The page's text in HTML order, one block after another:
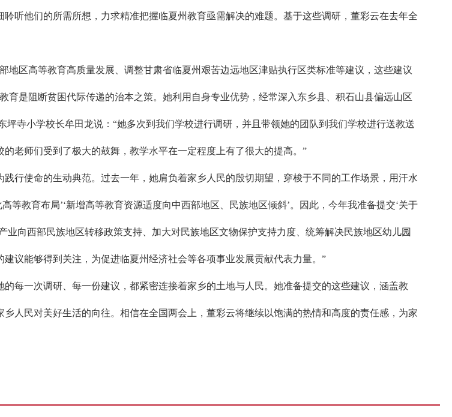
听他们的所需所想，力求精准把握临夏州教育亟需解决的难题。基于这些调研，董彩云在去年全
地区高等教育高质量发展、调整甘肃省临夏州艰苦边远地区津贴执行区类标准等建议，这些建议
是阻断贫困代际传递的治本之策。她利用自身专业优势，经常深入东乡县、积石山县偏远山区
寺小学校长牟田龙说：“她多次到我们学校进行调研，并且带领她的团队到我们学校进行送教送
老师们受到了极大的鼓舞，教学水平在一定程度上有了很大的提高。”
行使命的生动典范。过去一年，她肩负着家乡人民的殷切期望，穿梭于不同的工作场景，用汗水
等教育布局’‘新增高等教育资源适度向中西部地区、民族地区倾斜’。因此，今年我准备提交‘关于
向西部民族地区转移政策支持、加大对民族地区文物保护支持力度、统筹解决民族地区幼儿园
议能够得到关注，为促进临夏州经济社会等各项事业发展贡献代表力量。”
每一次调研、每一份建议，都紧密连接着家乡的土地与人民。她准备提交的这些建议，涵盖教
人民对美好生活的向往。相信在全国两会上，董彩云将继续以饱满的热情和高度的责任感，为家